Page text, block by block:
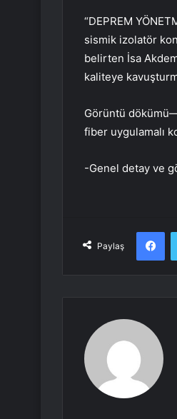
“DEPREM
sismik izolatör
belirten İsa
kaliteye
Görüntü
fiber uygulamalı
-Genel detay ve
Paylaş